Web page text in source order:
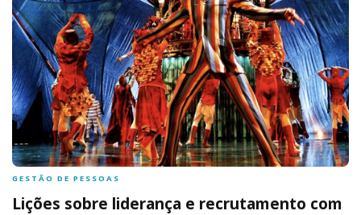
GESTÃO DE PESSOAS
Lições sobre liderança e recrutamento com